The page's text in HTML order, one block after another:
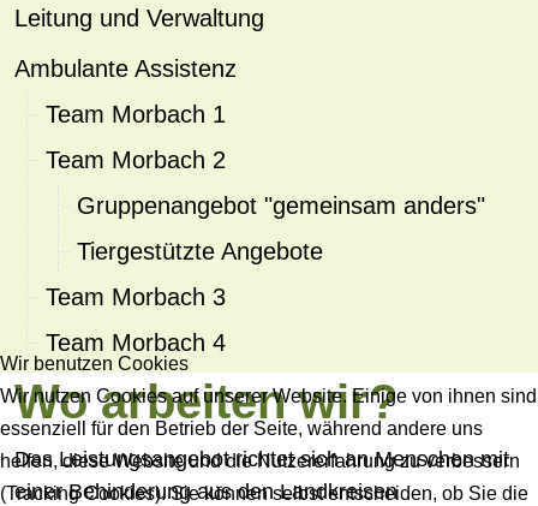
Leitung und Verwaltung
Ambulante Assistenz
Team Morbach 1
Team Morbach 2
Gruppenangebot "gemeinsam anders"
Tiergestützte Angebote
Team Morbach 3
Team Morbach 4
Wo arbeiten wir?
Das Leistungsangebot richtet sich an Menschen mit
einer Behinderung aus den Landkreisen
Wir benutzen Cookies
Wir nutzen Cookies auf unserer Website. Einige von ihnen sind
essenziell für den Betrieb der Seite, während andere uns
helfen, diese Website und die Nutzererfahrung zu verbessern
(Tracking Cookies). Sie können selbst entscheiden, ob Sie die